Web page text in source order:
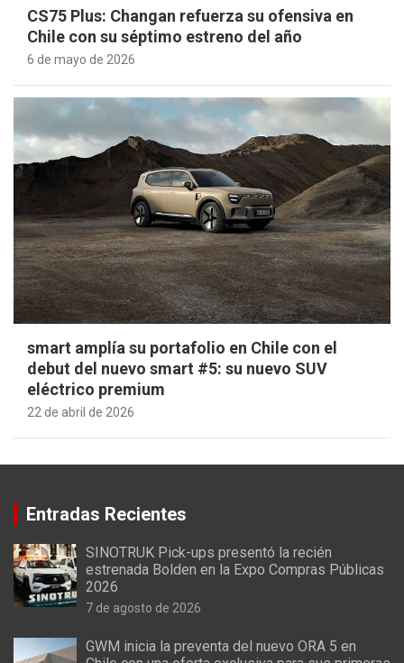
CS75 Plus: Changan refuerza su ofensiva en
Chile con su séptimo estreno del año
6 de mayo de 2026
smart amplía su portafolio en Chile con el
debut del nuevo smart #5: su nuevo SUV
eléctrico premium
22 de abril de 2026
Entradas Recientes
SINOTRUK Pick-ups presentó la recién
estrenada Bolden en la Expo Compras Públicas
2026
7 de agosto de 2026
GWM inicia la preventa del nuevo ORA 5 en